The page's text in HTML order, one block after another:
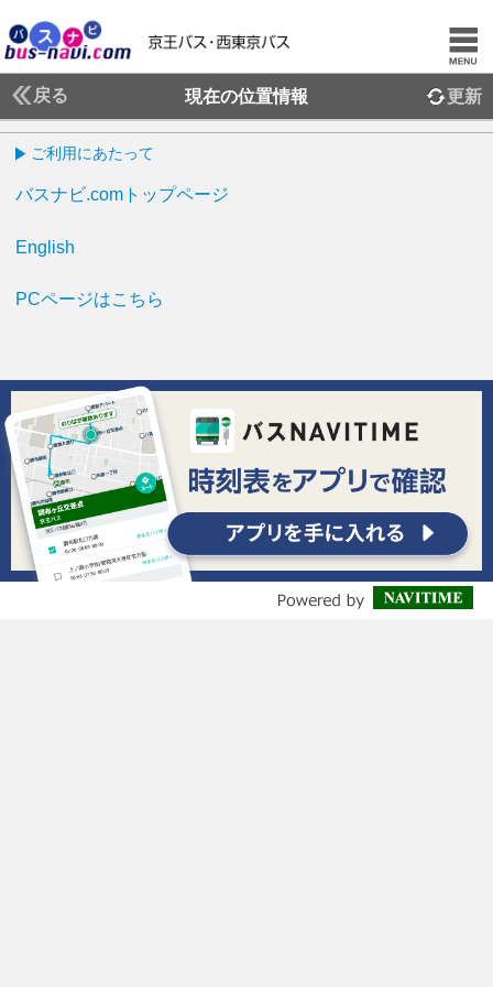
戻る 現在の位置情報 更新
ご利用にあたって
バスナビ.comトップページ
English
PCページはこちら